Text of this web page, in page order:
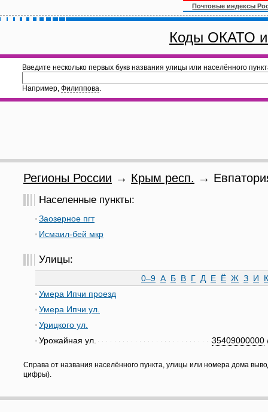
Почтовые индексы
Коды ОКАТО
Введите несколько первых букв названия улицы или населённого
Например, Филиппова.
Регионы России → Крым респ. →
Населенные пункты:
Заозерное пгт
Исмаил-бей мкр
Улицы:
0–9 А Б В Г Д Е Ё Ж З И
К
Умера Ипчи проезд
Умера Ипчи ул.
Урицкого ул.
35409000000
Урожайная ул.
Справа от названия населённого пункта, улицы или номера дома
цифры).